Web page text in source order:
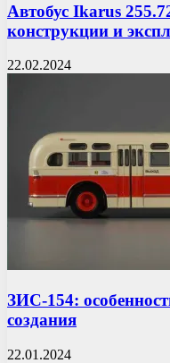
Автобус Ikarus
конструкции и
22.02.2024
ЗИС-154:
создания
22.01.2024